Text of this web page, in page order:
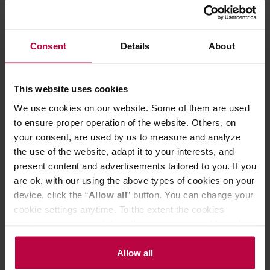
Consent Details About
This website uses cookies
We use cookies on our website. Some of them are used
to ensure proper operation of the website. Others, on
your consent, are used by us to measure and analyze
the use of the website, adapt it to your interests, and
present content and advertisements tailored to you. If you
are ok. with our using the above types of cookies on your
device, click the “Allow all” button. You can change your
cookie settings anytime. To the extent the cookies
the controller’s (namely, ALL GOOD S.A., ul.
Mazowiecka 24I/U9, 78-100 Kołobrzeg) or third parties’
legitimate interests which are to ensure a high quality of
Allow all
ORIGAMI - Serwer ceramiczny
119,90 zł
Najniższa cena: 119,90 zł
60,99 zł
Do poczytania przy kawie: